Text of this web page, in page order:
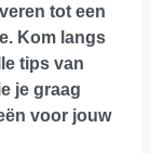
tot een
Kom langs
tips van
je graag
voor jouw